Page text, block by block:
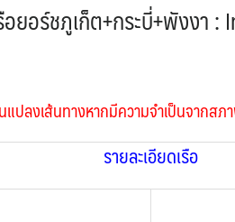
อยอร์ชภูเก็ต+กระบี่+พังงา
ปลงเส้นทางหากมีความจำเป็นจากส
รายละเอียดเรือ